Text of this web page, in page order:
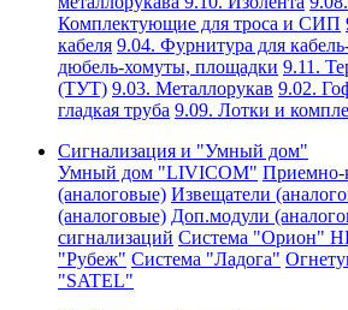
Комплектующие для троса и СИП
кабеля 9.04. Фурнитура для
дюбель-хомуты, площадки 9.11.
(ТУТ) 9.03. Металлорукав 9.02.
гладкая труба 9.09. Лотки и
Сигнализация и "Умный дом"
Умный дом "LIVICOM" Приемно-
(аналоговые) Извещатели
(аналоговые) Доп.модули
сигнализаций Система "Орион"
"Рубеж" Система "Ладога"
"SATEL"